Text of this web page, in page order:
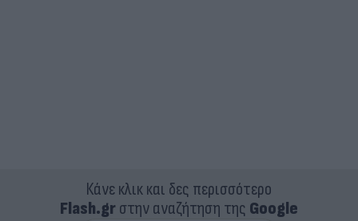
Κάνε κλικ και δες περισσότερο
Flash.grστην αναζήτηση της Google